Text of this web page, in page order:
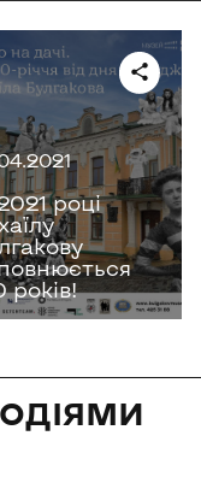
році
років!